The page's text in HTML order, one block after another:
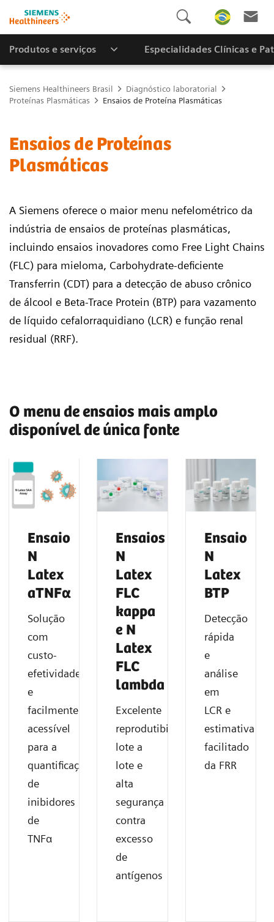
Produtos e serviços Especialidades Clínicas e
Siemens Healthineers Brasil
Diagnóstico laboratorial
Proteínas Plasmáticas
Ensaios de Proteína Plasmáticas
Ensaios de Proteínas
Plasmáticas
A Siemens oferece o maior menu nefelométrico da
indústria de ensaios de proteínas plasmáticas,
incluindo ensaios inovadores como Free Light Chains
(FLC) para mieloma, Carbohydrate-deficiente
Transferrin (CDT) para a detecção de abuso crônico
de álcool e Beta-Trace Protein (BTP) para vazamento
de líquido cefalorraquidiano (LCR) e função renal
residual (RRF).
O menu de ensaios mais amplo
disponível de única fonte
Ensaio
N
Latex
aTNFα
Solução
com
custo-
efetividade
e
facilmente
acessível
para a
quantificação
de
inibidores
de
TNFα
Ensaios
N
Latex
FLC
kappa
e N
Latex
FLC
lambda
Excelente
reprodutibilidade
lote a
lote e
alta
segurança
contra
excesso
de
antígenos
Ensaio
N
Latex
BTP
Detecção
rápida
e
análise
em
LCR e
estimativa
facilitado
da FRR